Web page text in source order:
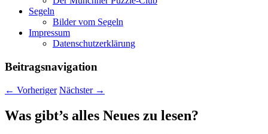
Segeln
Bilder vom Segeln
Impressum
Datenschutz­erklärung
Beitragsnavigation
← Vorheriger Nächster →
Was gibt’s alles Neues zu lesen?